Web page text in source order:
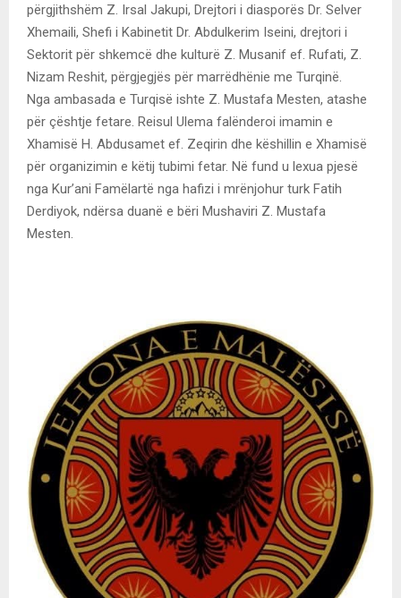
përgjithshëm Z. Irsal Jakupi, Drejtori i diasporës Dr. Selver
Xhemaili, Shefi i Kabinetit Dr. Abdulkerim Iseini, drejtori i
Sektorit për shkemcë dhe kulturë Z. Musanif ef. Rufati, Z.
Nizam Reshit, përgjegjës për marrëdhënie me Turqinë.
Nga ambasada e Turqisë ishte Z. Mustafa Mesten, atashe
për çështje fetare. Reisul Ulema falënderoi imamin e
Xhamisë H. Abdusamet ef. Zeqirin dhe këshillin e Xhamisë
për organizimin e këtij tubimi fetar. Në fund u lexua pjesë
nga Kur’ani Famëlartë nga hafizi i mrënjohur turk Fatih
Derdiyok, ndërsa duanë e bëri Mushaviri Z. Mustafa
Mesten.